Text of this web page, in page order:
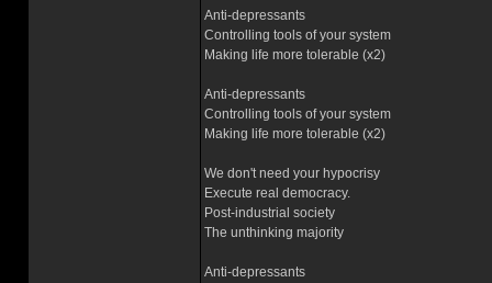
Anti-depressants
Controlling tools of your system
Making life more tolerable (x2)
Anti-depressants
Controlling tools of your system
Making life more tolerable (x2)
We don't need your hypocrisy
Execute real democracy.
Post-industrial society
The unthinking majority
Anti-depressants